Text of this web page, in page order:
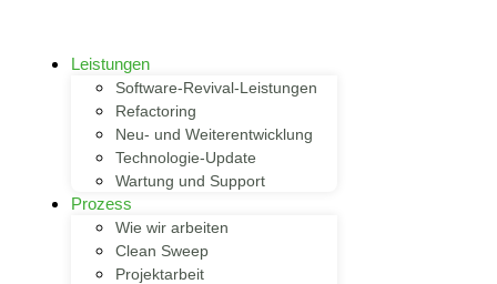
Leistungen
Software-Revival-Leistungen
Refactoring
Neu- und Weiterentwicklung
Technologie-Update
Wartung und Support
Prozess
Wie wir arbeiten
Clean Sweep
Projektarbeit